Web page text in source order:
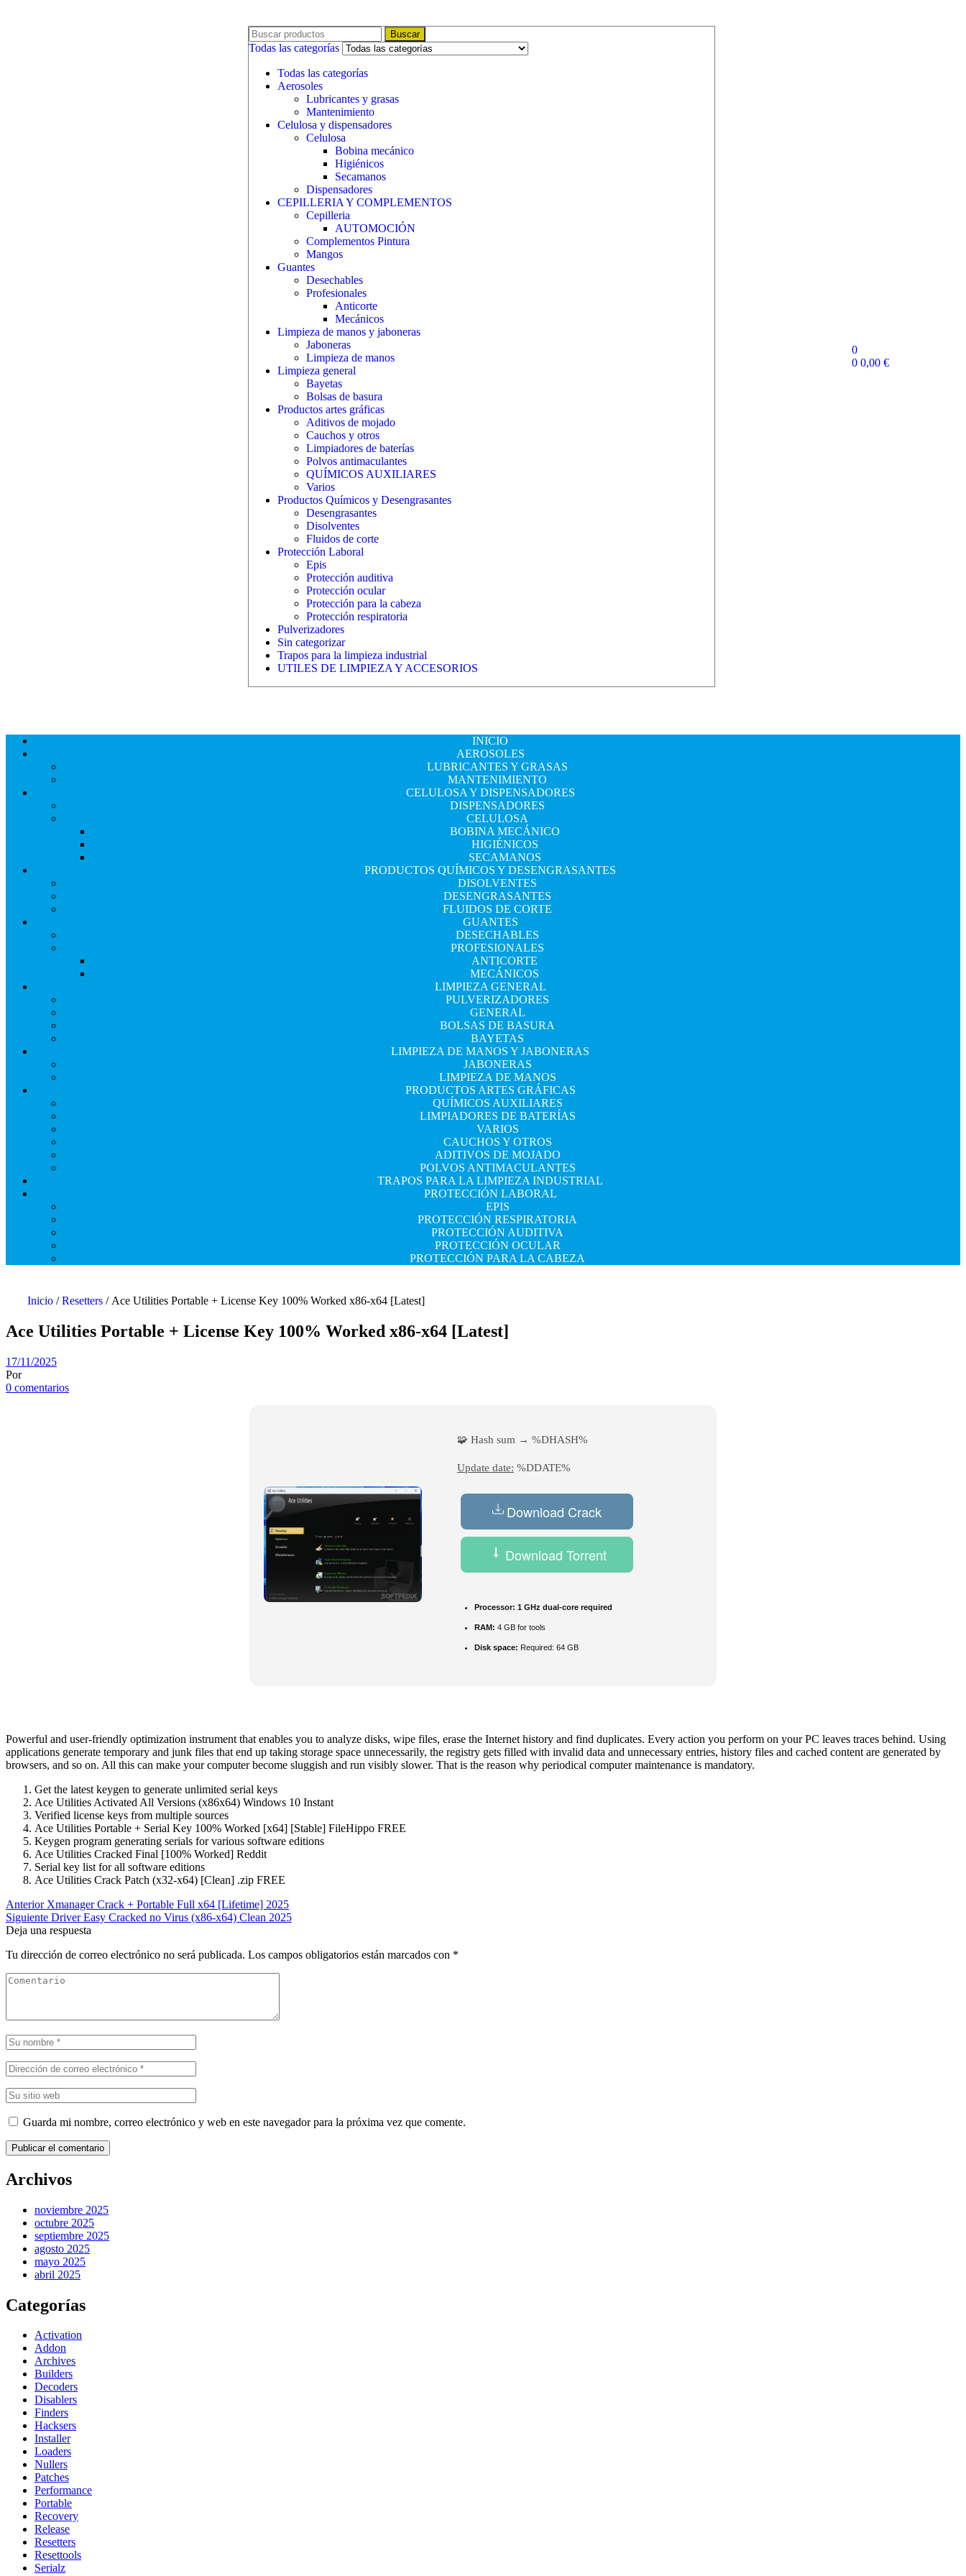
Buscar
Todas las categorías
Todas las categorías
Aerosoles
Lubricantes y grasas
Mantenimiento
Celulosa y dispensadores
Celulosa
Bobina mecánico
Higiénicos
Secamanos
Dispensadores
CEPILLERIA Y COMPLEMENTOS
Cepilleria
AUTOMOCIÓN
Complementos Pintura
Mangos
Guantes
Desechables
Profesionales
Anticorte
Mecánicos
Limpieza de manos y jaboneras
Jaboneras
Limpieza de manos
Limpieza general
Bayetas
Bolsas de basura
Productos artes gráficas
Aditivos de mojado
Cauchos y otros
Limpiadores de baterías
Polvos antimaculantes
QUÍMICOS AUXILIARES
Varios
Productos Químicos y Desengrasantes
Desengrasantes
Disolventes
Fluidos de corte
Protección Laboral
Epis
Protección auditiva
Protección ocular
Protección para la cabeza
Protección respiratoria
Pulverizadores
Sin categorizar
Trapos para la limpieza industrial
UTILES DE LIMPIEZA Y ACCESORIOS
0
0 0,00€
INICIO
AEROSOLES
LUBRICANTES Y GRASAS
MANTENIMIENTO
CELULOSA Y DISPENSADORES
DISPENSADORES
CELULOSA
BOBINA MECÁNICO
HIGIÉNICOS
SECAMANOS
PRODUCTOS QUÍMICOS Y DESENGRASANTES
DISOLVENTES
DESENGRASANTES
FLUIDOS DE CORTE
GUANTES
DESECHABLES
PROFESIONALES
ANTICORTE
MECÁNICOS
LIMPIEZA GENERAL
PULVERIZADORES
GENERAL
BOLSAS DE BASURA
BAYETAS
LIMPIEZA DE MANOS Y JABONERAS
JABONERAS
LIMPIEZA DE MANOS
PRODUCTOS ARTES GRÁFICAS
QUÍMICOS AUXILIARES
LIMPIADORES DE BATERÍAS
VARIOS
CAUCHOS Y OTROS
ADITIVOS DE MOJADO
POLVOS ANTIMACULANTES
TRAPOS PARA LA LIMPIEZA INDUSTRIAL
PROTECCIÓN LABORAL
EPIS
PROTECCIÓN RESPIRATORIA
PROTECCIÓN AUDITIVA
PROTECCIÓN OCULAR
PROTECCIÓN PARA LA CABEZA
Inicio /Resetters / Ace Utilities Portable + License Key 100% Worked x86-x64 [Latest]
Ace Utilities Portable + License Key 100% Worked x86-x64 [Latest]
17/11/2025
Por
0 comentarios
🧩 Hash sum → %DHASH%
Update date: %DDATE%
Download Crack
Download Torrent
Processor: 1 GHz dual-core required
RAM: 4 GB for tools
Disk space: Required: 64 GB
Powerful and user-friendly optimization instrument that enables you to analyze disks, wipe files, erase the Internet history and find duplicates. Every action you perform on your PC leaves traces behind. Using
applications generate temporary and junk files that end up taking storage space unnecessarily, the registry gets filled with invalid data and unnecessary entries, history files and cached content are generated by
browsers, and so on. All this can make your computer become sluggish and run visibly slower. That is the reason why periodical computer maintenance is mandatory.
Get the latest keygen to generate unlimited serial keys
Ace Utilities Activated All Versions (x86x64) Windows 10 Instant
Verified license keys from multiple sources
Ace Utilities Portable + Serial Key 100% Worked [x64] [Stable] FileHippo FREE
Keygen program generating serials for various software editions
Ace Utilities Cracked Final [100% Worked] Reddit
Serial key list for all software editions
Ace Utilities Crack Patch (x32-x64) [Clean] .zip FREE
Anterior Xmanager Crack + Portable Full x64 [Lifetime] 2025
Siguiente Driver Easy Cracked no Virus (x86-x64) Clean 2025
Deja una respuesta
Tu dirección de correo electrónico no será publicada. Los campos obligatorios están marcados con *
Guarda mi nombre, correo electrónico y web en este navegador para la próxima vez que comente.
Publicar el comentario
Archivos
noviembre 2025
octubre 2025
septiembre 2025
agosto 2025
mayo 2025
abril 2025
Categorías
Activation
Addon
Archives
Builders
Decoders
Disablers
Finders
Hacksers
Installer
Loaders
Nullers
Patches
Performance
Portable
Recovery
Release
Resetters
Resettools
Serialz